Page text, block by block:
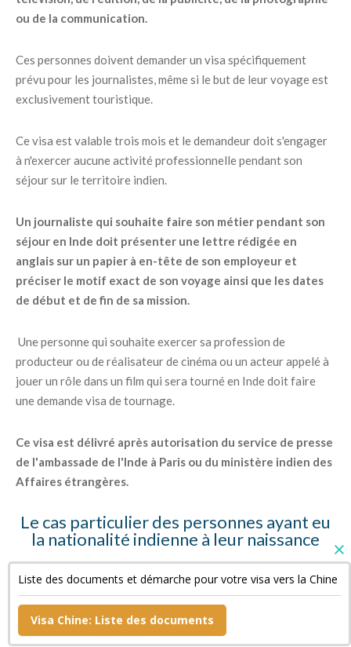
ou de la communication.
Ces personnes doivent demander un visa spécifiquement
prévu pour les journalistes, même si le but de leur voyage est
exclusivement touristique.
Ce visa est valable trois mois et le demandeur doit s'engager
à n'exercer aucune activité professionnelle pendant son
séjour sur le territoire indien.
Un journaliste qui souhaite faire son métier pendant son
séjour en Inde doit présenter une lettre rédigée en
anglais sur un papier à en-tête de son employeur et
préciser le motif exact de son voyage ainsi que les dates
de début et de fin de sa mission.
Une personne qui souhaite exercer sa profession de
producteur ou de réalisateur de cinéma ou un acteur appelé à
jouer un rôle dans un film qui sera tourné en Inde doit faire
une demande visa de tournage.
Ce visa est délivré après autorisation du service de presse
de l'ambassade de l'Inde à Paris ou du ministère indien des
Affaires étrangères.
Le cas particulier des personnes ayant eu
la nationalité indienne à leur naissance
Ces personnes doivent fournir des copies de leur « Surrender
Certificate » et de leur passeport indien annulé ainsi qu'une
déclaration sur l'honneur.
Liste des documents et démarche pour votre visa vers la Chine
Visa Chine: Liste des documents